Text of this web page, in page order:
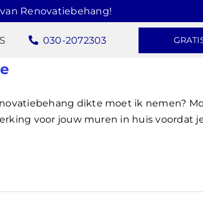
Renovatiebehang!
030-2072303
dikte moet ik nemen?
voor jouw muren in huis voordat je